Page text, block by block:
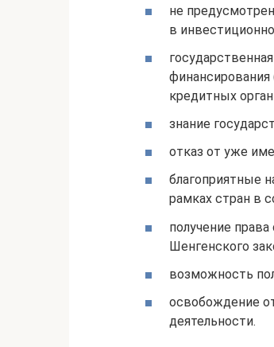
не
в
финансирования
кредитных
знание
отказ от уже
благоприятные
рамках стран в
получение
Шенгенского
возможность
освобождение
деятельности.